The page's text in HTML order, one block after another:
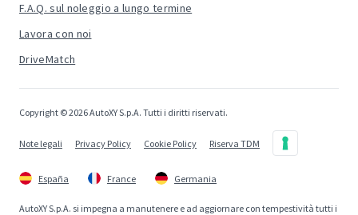
F.A.Q. sul noleggio a lungo termine
Lavora con noi
DriveMatch
Copyright © 2026 AutoXY S.p.A. Tutti i diritti riservati.
Note legali Privacy Policy Cookie Policy Riserva TDM
España France Germania
AutoXY S.p.A. si impegna a manutenere e ad aggiornare con tempestività tutti i